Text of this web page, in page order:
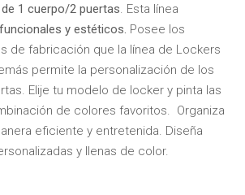
de 1 cuerpo/2 puertas. Esta línea
funcionales y estéticos. Posee los
de fabricación que la línea de Lockers
permite la personalización de los
Elije tu modelo de locker y pinta las
de colores favoritos. Organiza
eficiente y entretenida. Diseña
y llenas de color.